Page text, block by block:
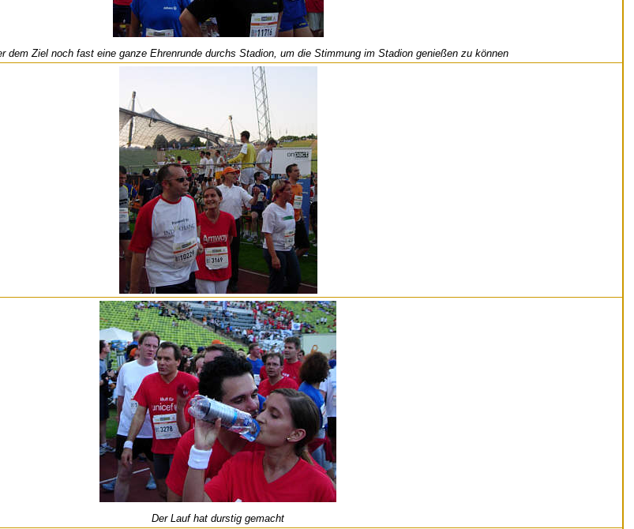
dem Ziel noch fast eine ganze Ehrenrunde durchs Stadion, um die Stimmung im Stadion genießen zu können
Der Lauf hat durstig gemacht